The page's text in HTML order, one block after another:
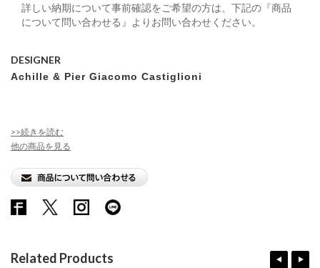
詳しい納期について事前確認をご希望の方は、下記の『商品
について問い合わせる』よりお問い合わせください。
DESIGNER
Achille & Pier Giacomo Castiglioni
>>続きを読む
他の商品を見る
Related Products